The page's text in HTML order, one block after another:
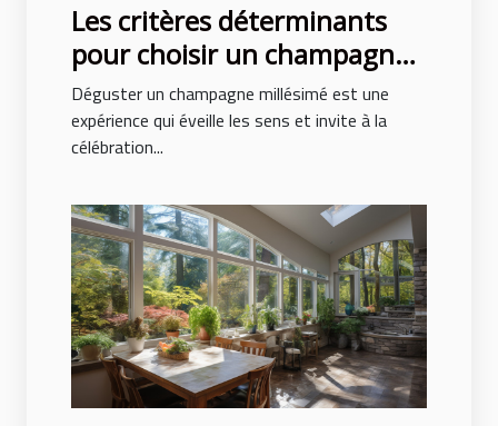
Les critères déterminants
pour choisir un champagne
millésimé de qualité
Déguster un champagne millésimé est une
expérience qui éveille les sens et invite à la
célébration...